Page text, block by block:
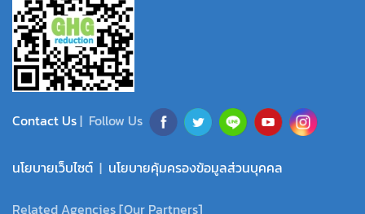
Contact Us| Follow Us
นโยบายเว็บไซต์ | นโยบายคุ้มครองข้อมูลส่วนบุคคล
Related Agencies [Our Partners]